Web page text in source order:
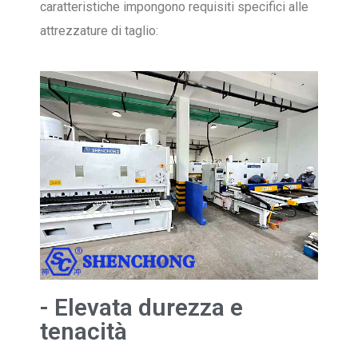
caratteristiche impongono requisiti specifici alle
attrezzature di taglio:
- Elevata durezza e
tenacità